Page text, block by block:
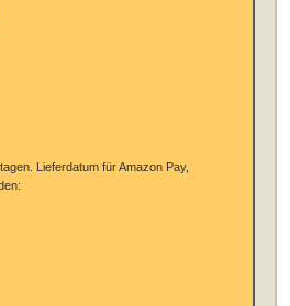
Lieferdatum für Amazon Pay,